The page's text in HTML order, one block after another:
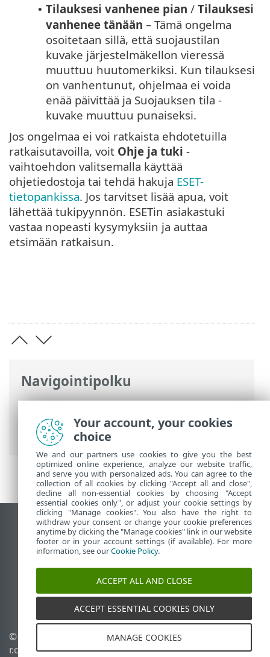
Navigointipolku
ESET-online-ohje>ESET Smart Security
Premium
>Tuotteen ESET Smart Security
Premium käsitteleminen
• Tilauksesi vanhenee pian / Tilauksesi
vanhenee tänään – Tämä ongelma
osoitetaan sillä, että suojaustilan
kuvake järjestelmäkellon vieressä
muuttuu huutomerkiksi. Kun tilauksesi
on vanhentunut, ohjelmaa ei voida
enää päivittää ja Suojauksen tila -
kuvake muuttuu punaiseksi.
Jos ongelmaa ei voi ratkaista ehdotetuilla
ratkaisutavoilla, voit Ohje ja tuki -
vaihtoehdon valitsemalla käyttää
ohjetiedostoja tai tehdä hakuja ESET-
tietopankissa. Jos tarvitset lisää apua, voit
lähettää tukipyynnön. ESETin asiakastuki
vastaa nopeasti kysymyksiin ja auttaa
etsimään ratkaisun.
Näytä tietokonesivusto
End of Life
ESET-tietämyskanta
ESET Status Portal
Alueellinen tuki
© 1992 - 2026 ESET, spol. s
r.o. – Kaikki oikeudet
Evästeiden hallinta
Evästekäytäntö
Your account, your cookies
choice
We and our partners use cookies to give you the best
optimized online experience, analyze our website traffic,
and serve you with personalized ads. You can agree to the
collection of all cookies by clicking "Accept all and close",
decline all non-essential cookies by choosing "Accept
essential cookies only", or adjust your cookie settings by
clicking "Manage cookies". You also have the right to
withdraw your consent or change your cookie preferences
anytime by clicking the "Manage cookies" link in our website
footer or in your account settings (if available). For more
information, see ourCookie Policy.
ACCEPT ALL AND CLOSE
ACCEPT ESSENTIAL COOKIES ONLY
MANAGE COOKIES